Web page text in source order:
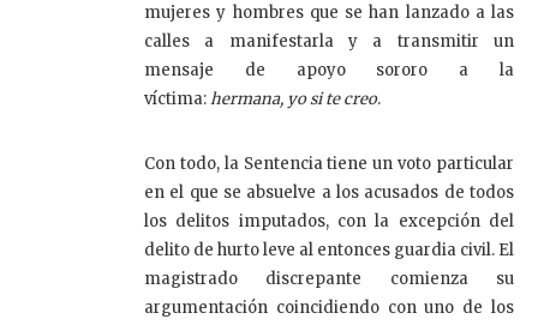
mujeres y hombres que se han lanzado a las
calles a manifestarla y a transmitir un
mensaje de apoyo sororo a la
víctima:hermana, yo si te creo.
Con todo, la Sentencia tiene un voto particular
en el que se absuelve a los acusados de todos
los delitos imputados, con la excepción del
delito de hurto leve al entonces guardia civil. El
magistrado discrepante comienza su
argumentación coincidiendo con uno de los